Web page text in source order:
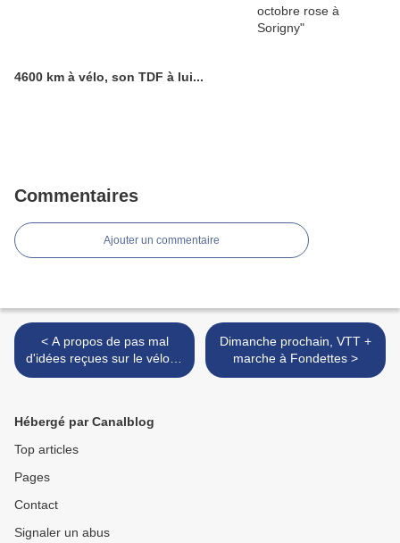
4600 km à vélo, son TDF à lui...
Commentaires
Ajouter un commentaire
< A propos de pas mal
d'idées reçues sur le vélo et
sa "physique"...
Dimanche prochain, VTT +
marche à Fondettes >
Hébergé par Canalblog
Top articles
Pages
Contact
Signaler un abus